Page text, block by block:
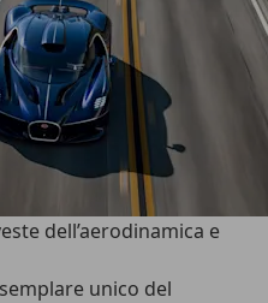
dell’aerodinamica e
unico del